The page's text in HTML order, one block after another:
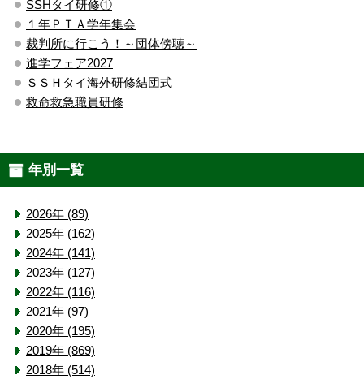
SSHタイ研修①
１年ＰＴＡ学年集会
裁判所に行こう！～団体傍聴～
進学フェア2027
ＳＳＨタイ海外研修結団式
救命救急職員研修
年別一覧
2026年 (89)
2025年 (162)
2024年 (141)
2023年 (127)
2022年 (116)
2021年 (97)
2020年 (195)
2019年 (869)
2018年 (514)